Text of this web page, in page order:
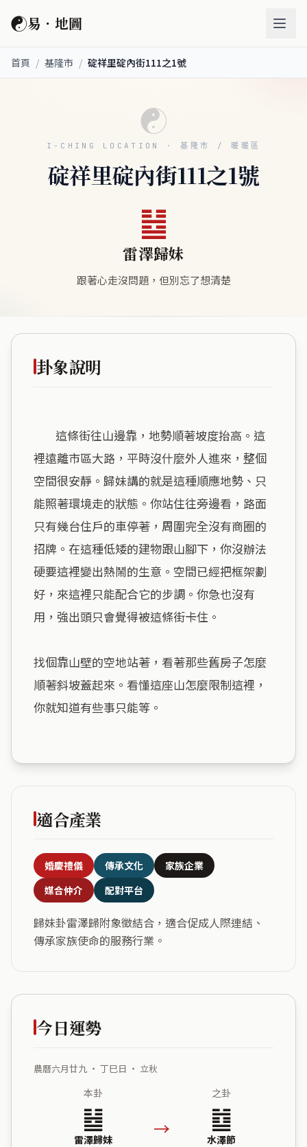
☯易．地圖
首頁 / 基隆市 / 碇祥里碇內街111之1號
☯
I-CHING LOCATION · 基隆市 / 暖暖區
碇祥里碇內街111之1號
䷵
雷澤歸妹
跟著心走沒問題，但別忘了想清楚
卦象說明
裡遠離市區大路，平時沒什麼外人進來，整個
空間很安靜。歸妹講的就是這種順應地勢、只
能照著環境走的狀態。你站住往旁邊看，路面
只有幾台住戶的車停著，周圍完全沒有商圈的
招牌。在這種低矮的建物跟山腳下，你沒辦法
硬要這裡變出熱鬧的生意。空間已經把框架劃
好，來這裡只能配合它的步調。你急也沒有
用，強出頭只會覺得被這條街卡住。
找個靠山壁的空地站著，看著那些舊房子怎麼
順著斜坡蓋起來。看懂這座山怎麼限制這裡，
你就知道有些事只能等。
適合產業
婚慶禮儀 傳承文化
家族企業
媒合仲介
配對平台
歸妹卦雷澤歸附象徵結合，適合促成人際連結、
傳承家族使命的服務行業。
今日運勢
農曆六月廿九 ・ 丁巳日 ・ 立秋
本卦
䷵
雷澤歸妹 →
之卦
䷻
水澤節